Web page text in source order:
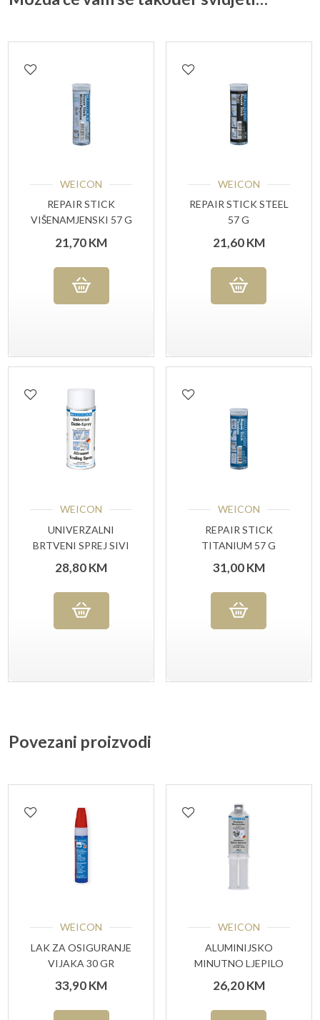
WEICON
REPAIR STICK
VIŠENAMJENSKI 57 G
21,70KM
WEICON
REPAIR STICK STEEL
57 G
21,60KM
WEICON
UNIVERZALNI
BRTVENI SPREJ SIVI
400 ML
28,80KM
WEICON
REPAIR STICK
TITANIUM 57 G
31,00KM
Povezani proizvodi
WEICON
LAK ZA OSIGURANJE
VIJAKA 30 GR
CRVENI
33,90KM
WEICON
ALUMINIJSKO
MINUTNO LJEPILO
SET 24 ML
26,20KM